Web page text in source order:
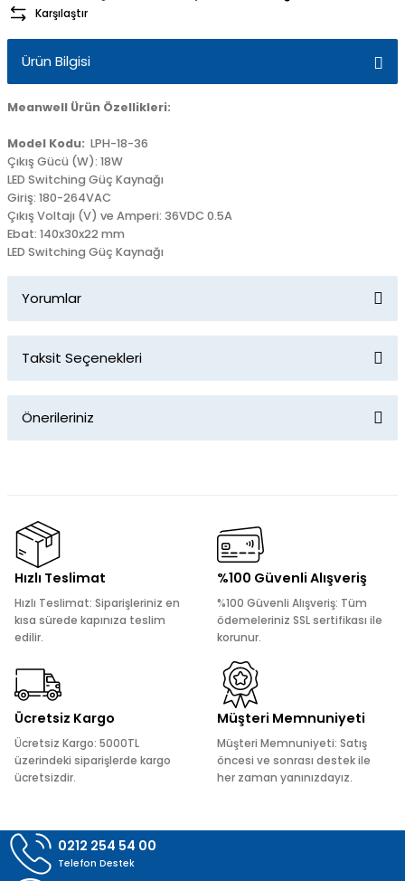
Karşılaştır
Ürün Bilgisi
Meanwell Ürün Özellikleri:
Model Kodu: LPH-18-36
Çıkış Gücü (W): 18W
LED Switching Güç Kaynağı
Giriş: 180-264VAC
Çıkış Voltajı (V) ve Amperi: 36VDC 0.5A
Ebat: 140x30x22 mm
LED Switching Güç Kaynağı
Yorumlar
Taksit Seçenekleri
Önerileriniz
kullanarak tarafımıza iletebilirsiniz.
Görüş ve önerileriniz için teşekkür ederiz.
Ürün resmi kalitesiz, bozuk veya görüntülenemiyor.
Ürün bilgilerinde hatalar bulunuyor.
Ürün fiyatı diğer sitelerden daha pahalı.
Bu ürüne benzer farklı alternatifler olmalı.
Hızlı Teslimat
Hızlı Teslimat: Siparişleriniz en
kısa sürede kapınıza teslim
edilir.
%100 Güvenli Alışveriş
%100 Güvenli Alışveriş: Tüm
ödemeleriniz SSL sertifikası ile
korunur.
Ücretsiz Kargo
Ücretsiz Kargo: 5000TL
üzerindeki siparişlerde kargo
ücretsizdir.
Müşteri Memnuniyeti
Müşteri Memnuniyeti: Satış
öncesi ve sonrası destek ile
her zaman yanınızdayız.
0212 254 54 00
Telefon Destek